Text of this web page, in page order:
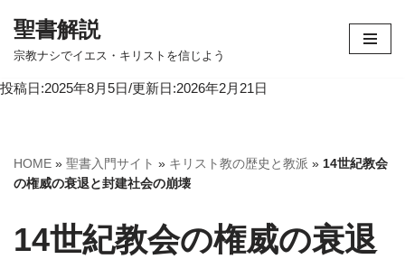
コ
テ
へ
ス
聖書解説
宗教ナシでイエス・キリストを信じよう
投稿日:2025年8月5日/更新日:2026年2月21日
HOME » 聖書入門サイト » キリスト教の歴史と教派 » 14世紀教会
の権威の衰退と封建社会の崩壊
14世紀教会の権威の衰退